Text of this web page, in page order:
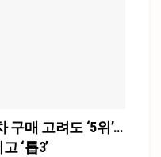
구매 고려도 ‘5위’…
‘톱3’